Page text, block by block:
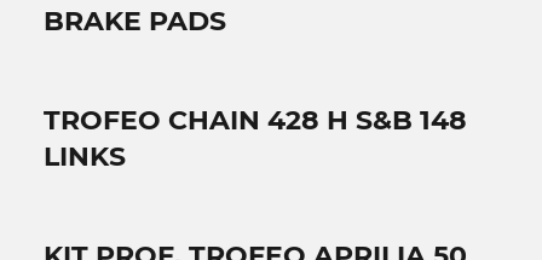
BRAKE PADS
TROFEO CHAIN 428 H S&B 148
LINKS